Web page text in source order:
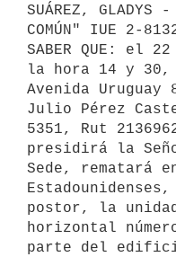
SUÁREZ, GLADYS
COMÚN" IUE 2-
SABER QUE: el
la hora 14 y
Avenida
Julio Pérez
5351, Rut
presidirá la
Sede, rematará
postor, la
horizontal
parte del